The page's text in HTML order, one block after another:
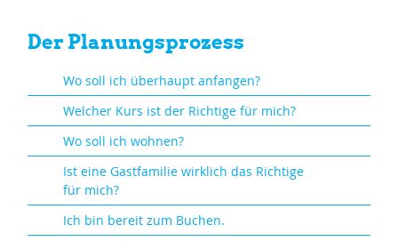
Der Planungsprozess
Wo soll ich überhaupt anfangen?
Welcher Kurs ist der Richtige für mich?
Wo soll ich wohnen?
Ist eine Gastfamilie wirklich das Richtige
für mich?
Ich bin bereit zum Buchen.